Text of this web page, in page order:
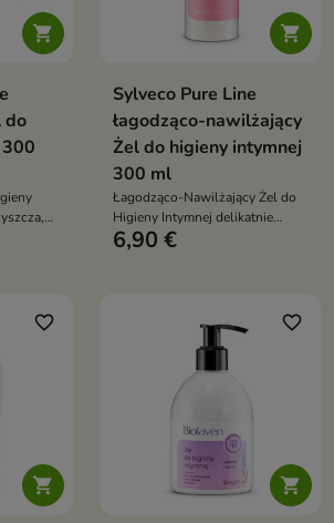

do

Sylveco Pure Line
łagodząco-nawilżający
Żel do higieny intymnej
300 ml
Łagodząco-Nawilżający Żel do
Higieny Intymnej delikatnie
oczyszcza, wspiera utrzymanie
6,90 €

favorite_border

favorite_border